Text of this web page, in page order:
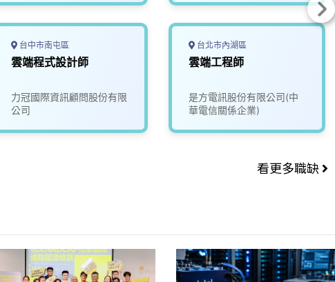
台中市南屯區
雲端程式設計師
力冠國際資訊顧問股份有限
公司
台北市內湖區
雲端工程師
是方電訊股份有限公司(中
華電信關係企業)
看更多職缺